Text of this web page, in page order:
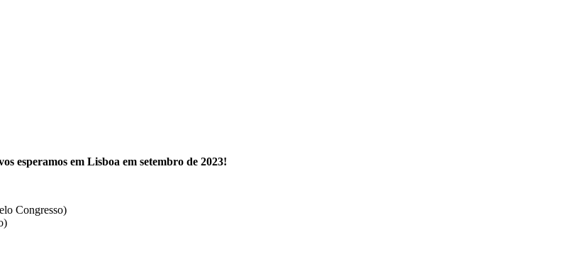
esperamos em Lisboa em setembro de 2023!
Congresso)